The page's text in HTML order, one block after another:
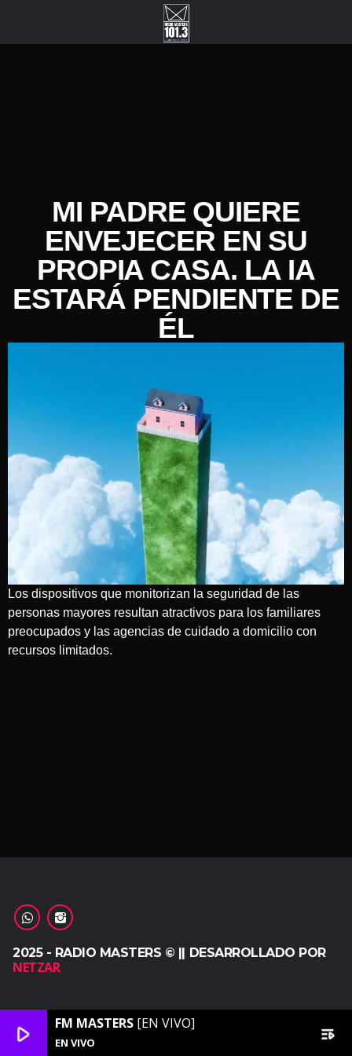
MI PADRE QUIERE
ENVEJECER EN SU
PROPIA CASA. LA IA
ESTARÁ PENDIENTE DE
ÉL
Los dispositivos que monitorizan la seguridad de las
personas mayores resultan atractivos para los familiares
preocupados y las agencias de cuidado a domicilio con
recursos limitados.
2025 - RADIO MASTERS © || DESARROLLADO POR
NETZAR
play_arrow FM MASTERS [EN VIVO]
EN VIVO playlist_play